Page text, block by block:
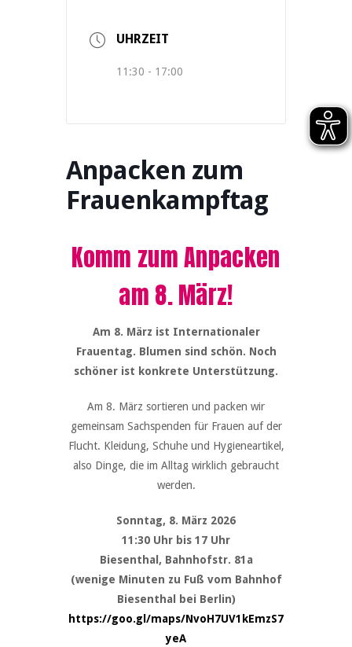
UHRZEIT
11:30 - 17:00
Anpacken zum
Frauenkampftag
Komm zum Anpacken
am 8. März!
Am 8. März ist Internationaler
Frauentag. Blumen sind schön. Noch
schöner ist konkrete Unterstützung.
Am 8. März sortieren und packen wir
gemeinsam Sachspenden für Frauen auf der
Flucht. Kleidung, Schuhe und Hygieneartikel,
also Dinge, die im Alltag wirklich gebraucht
werden.
Sonntag, 8. März 2026
11:30 Uhr bis 17 Uhr
Biesenthal, Bahnhofstr. 81a
(wenige Minuten zu Fuß vom Bahnhof
Biesenthal bei Berlin)
https://goo.gl/maps/NvoH7UV1kEmzS7
yeA